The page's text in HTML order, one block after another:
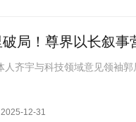
局！尊界以长叙
人齐宇与科技领域意见领袖
2025-12-31